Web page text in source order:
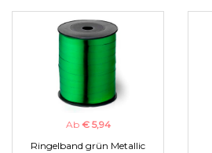
Ab € 5,94
Ringelband grün Metallic